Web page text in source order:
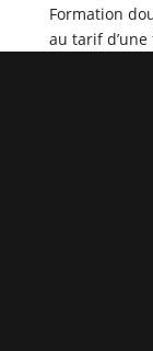
Formation
au tarif